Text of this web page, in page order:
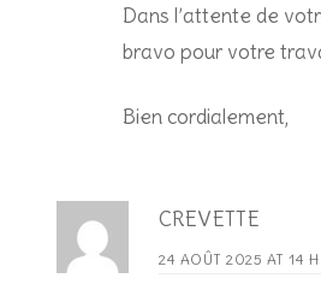
Dans l’attente de
bravo pour votre
Bien cordialement,
CREVETTE
24 AOÛT 2025 AT 14